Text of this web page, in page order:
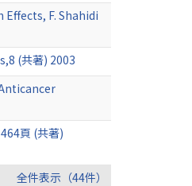
F. Shahidi
(共著) 2003
頁 (共著)
全件表示（44件）